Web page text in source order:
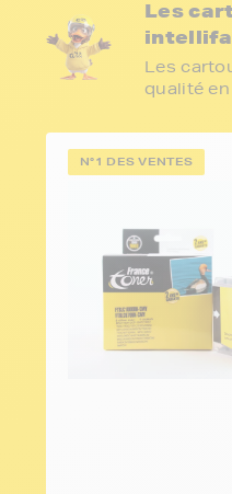
Les
Les
qualité
N°1 DES VENTES